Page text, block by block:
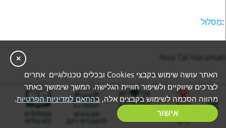
:מַסלוּל
אלכס בנה לי מסלול מותאם לצרכי (טיול עם מתבגר בן 14) לרומא,
ונציה, דולמיטים וגארדה.
הוא שלח לי חוברת pdf עם הסברים ולינקים להכל, נוחה מאוד
בניית מסלול
אישי
מבצעים מסלולים
לאיטליה
×
האתר עושה שימוש בקבצי Cookies ובכלים טכנולוגיים אחרים
לצרכים שיווקיים ולשיפור חוויית הגלישה. המשך שימושך באתר
מהווה הסכמה לשימוש בקבצים אלה, בהתאם למדיניות הפרטיות.
אישור